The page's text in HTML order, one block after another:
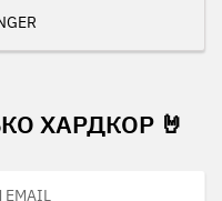
ХАРДКОР 🤘